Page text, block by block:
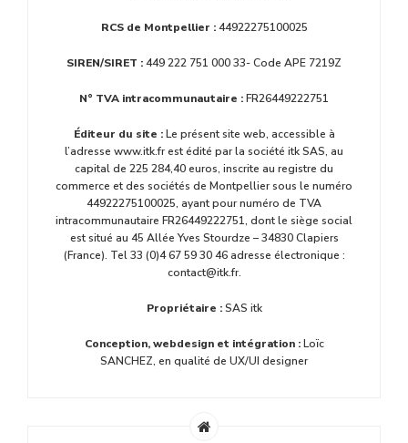
RCS de Montpellier :44922275100025
SIREN/SIRET :449 222 751 000 33- Code APE 7219Z
N° TVA intracommunautaire :FR26449222751
Éditeur du site :Le présent site web, accessible à
l’adresse www.itk.fr est édité par la société itk SAS, au
capital de 225 284,40 euros, inscrite au registre du
commerce et des sociétés de Montpellier sous le numéro
44922275100025, ayant pour numéro de TVA
intracommunautaire FR26449222751, dont le siège social
est situé au 45 Allée Yves Stourdze – 34830 Clapiers
(France). Tel 33 (0)4 67 59 30 46 adresse électronique :
contact@itk.fr.
Propriétaire :SAS itk
Conception, webdesign et intégration :Loïc
SANCHEZ, en qualité de UX/UI designer